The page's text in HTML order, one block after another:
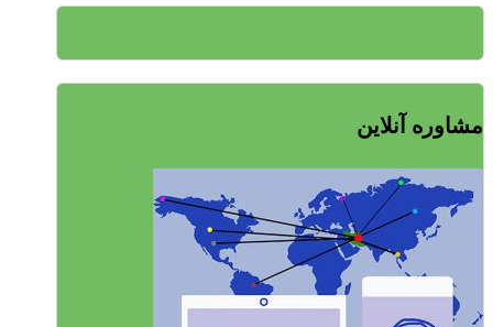
مشاوره آنلاین